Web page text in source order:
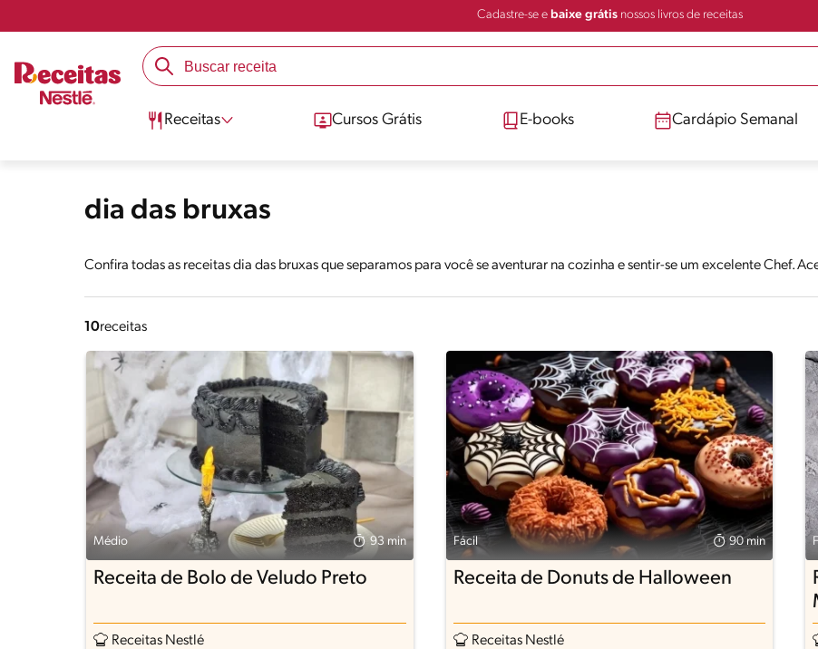
Cadastre-se e baixe grátisnossos livros de receitas
Receitas Cursos Grátis E-books Cardápio Semanal
dia das bruxas
Confira todas as receitas dia das bruxas que separamos para você se aventurar na cozinha e sentir-se um excelente Chef.
10receitas
Médio 93 min
Receita de Bolo de Veludo Preto
Receitas Nestlé
Fácil 90 min
Receita de Donuts de Halloween
Receitas Nestlé